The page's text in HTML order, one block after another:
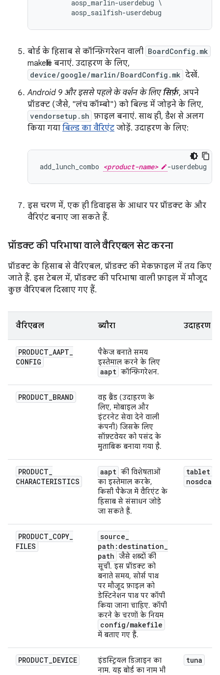
बोर्ड के हिसाब से कॉन्फ़िगरेशन वाली BoardConfig.mk
makefile बनाएं. उदाहरण के लिए,
device/google/marlin/BoardConfig.mk देखें.
Android 9 और इससे पहले के वर्शन के लिएसिर्फ़, अपने
प्रॉडक्ट (जैसे, "लंच कॉम्बो") को बिल्ड में जोड़ने के लिए,
vendorsetup.sh फ़ाइल बनाएं. साथ ही, डैश से अलग
किया गया बिल्ड का वैरिएंट जोड़ें. उदाहरण के लिए:
add_lunch_combo <product-name>
इस चरण में, एक ही डिवाइस के आधार पर प्रॉडक्ट के और
वैरिएंट बनाए जा सकते हैं.
प्रॉडक्ट की परिभाषा वाले वैरिएबल सेट करना
प्रॉडक्ट के हिसाब से वैरिएबल, प्रॉडक्ट की मेकफ़ाइल में तय किए
जाते हैं. इस टेबल में, प्रॉडक्ट की परिभाषा वाली फ़ाइल में मौजूद
कुछ वैरिएबल दिखाए गए हैं.
वैरिएबल ब्यौरा उदाहरण
PRODUCT_AAPT_
CONFIG
पैकेज बनाते समय
इस्तेमाल करने के लिए
aapt कॉन्फ़िगरेशन.
PRODUCT_BRAND
वह ब्रैंड (उदाहरण के
लिए, मोबाइल और
इंटरनेट सेवा देने वाली
कंपनी) जिसके लिए
सॉफ़्टवेयर को पसंद के
मुताबिक बनाया गया है.
PRODUCT_
CHARACTERISTICS
aapt की विशेषताओं
का इस्तेमाल करके,
किसी पैकेज में वैरिएंट के
हिसाब से संसाधन जोड़े
जा सकते हैं.
tablet
nosdcard
PRODUCT_COPY_
FILES
source_
path:destination_
path जैसे शब्दों की
सूची. इस प्रॉडक्ट को
बनाते समय, सोर्स पाथ
पर मौजूद फ़ाइल को
डेस्टिनेशन पाथ पर कॉपी
किया जाना चाहिए. कॉपी
करने के चरणों के नियम
config/makefile
में बताए गए हैं.
PRODUCT_DEVICE
इंडस्ट्रियल डिज़ाइन का
नाम. यह बोर्ड का नाम भी
tuna